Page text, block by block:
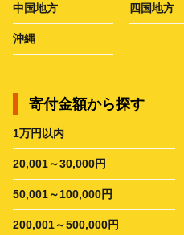
中国地方 四国地方
沖縄
寄付金額から探す
1万円以内
20,001～30,000円
50,001～100,000円
200,001～500,000円